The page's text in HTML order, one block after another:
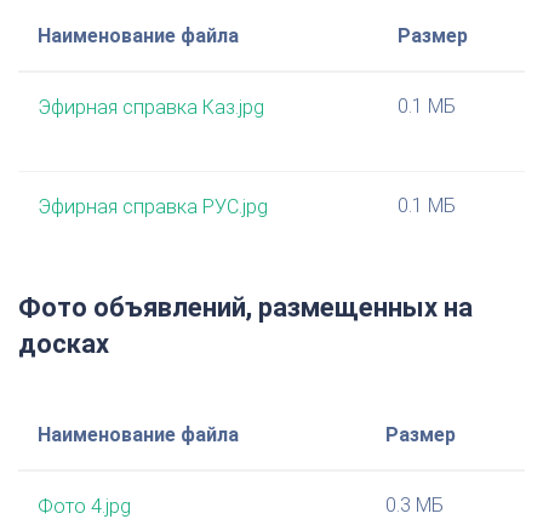
Наименование файла Размер
Эфирная справка Каз.jpg 0.1 МБ
Эфирная справка РУС.jpg 0.1 МБ
Фото объявлений, размещенных на
досках
Наименование файла Размер
Фото 4.jpg 0.3 МБ